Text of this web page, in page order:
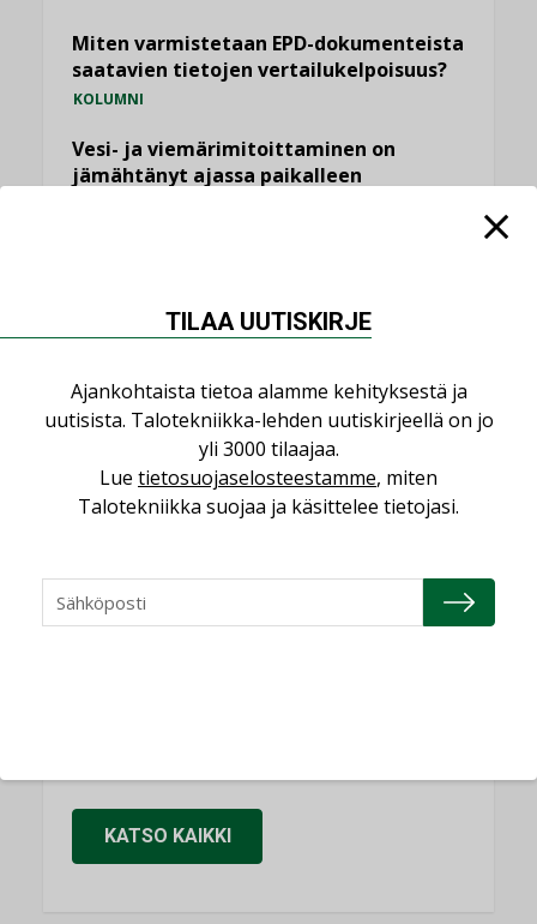
Miten varmistetaan EPD-dokumenteista
saatavien tietojen vertailukelpoisuus?
KOLUMNI
Vesi- ja viemärimitoittaminen on
jämähtänyt ajassa paikalleen
NIMITYKSET
Consti
Refair
NIMITYKSET
KATSO KAIKKI
TILAA UUTISKIRJE
Ajankohtaista tietoa alamme kehityksestä ja
uutisista. Talotekniikka-lehden uutiskirjeellä on jo
yli 3000 tilaajaa.
Lue tietosuojaselosteestamme, miten
Talotekniikka suojaa ja käsittelee tietojasi.